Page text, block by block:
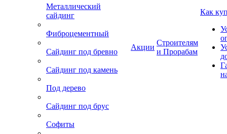
Металлический
сайдинг
Фиброцементный
Сайдинг под бревно
Сайдинг под камень
Под дерево
Сайдинг под брус
Софиты
Акции
Строителям
и Прорабам
Как